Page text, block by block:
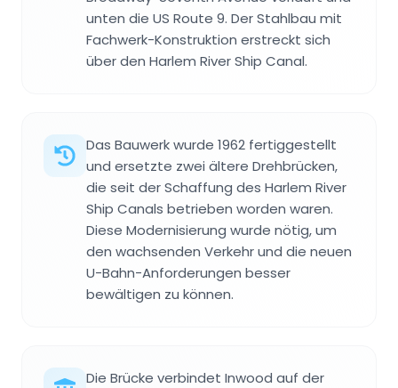
unten die US Route 9. Der Stahlbau mit
Fachwerk-Konstruktion erstreckt sich
über den Harlem River Ship Canal.
Das Bauwerk wurde 1962 fertiggestellt
und ersetzte zwei ältere Drehbrücken,
die seit der Schaffung des Harlem River
Ship Canals betrieben worden waren.
Diese Modernisierung wurde nötig, um
den wachsenden Verkehr und die neuen
U-Bahn-Anforderungen besser
bewältigen zu können.
Die Brücke verbindet Inwood auf der